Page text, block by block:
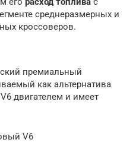
среднеразмерных и
кроссоверов.
премиальный
как альтернатива
двигателем и имеет
V6